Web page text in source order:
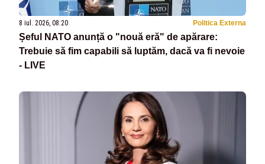
8 iul. 2026, 08:20 Politica Externa
Șeful NATO anunță o "nouă eră" de apărare:
Trebuie să fim capabili să luptăm, dacă va fi nevoie
- LIVE